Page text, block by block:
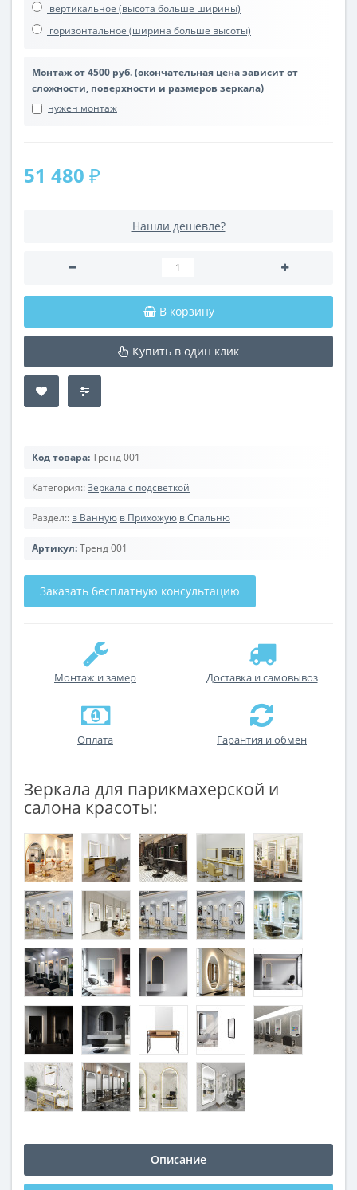
вертикальное (высота больше ширины)
горизонтальное (ширина больше высоты)
Монтаж от 4500 руб. (окончательная цена зависит от
сложности, поверхности и размеров зеркала)
нужен монтаж
51 480 ₽
Нашли дешевле?
В корзину
Купить в один клик
Код товара:Тренд 001
Категория::Зеркала с подсветкой
Раздел:: в Ванную в Прихожую в Спальню
Артикул:Тренд 001
Заказать бесплатную консультацию
Монтаж и замер Доставка и самовывоз
Оплата Гарантия и обмен
Зеркала для парикмахерской и
салона красоты:
Описание